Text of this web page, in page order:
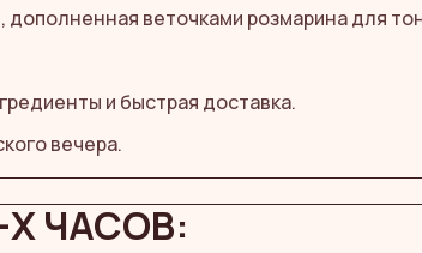
веточками розмарина для
и быстрая доставка.
вечера.
ЧАСОВ: